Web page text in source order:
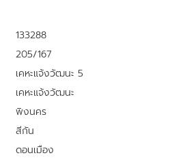
133288
205/167
เคหะแจ้งวัฒนะ 5
เคหะแจ้งวัฒนะ
พิงนคร
สีกัน
ดอนเมือง